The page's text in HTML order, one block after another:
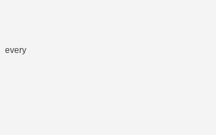
every